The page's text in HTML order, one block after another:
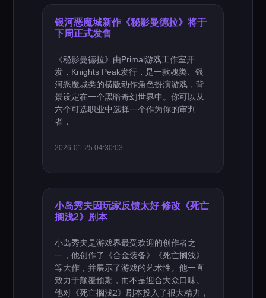
银河恶魔城新作《秘影曼德拉》将于
下周正式发售
《秘影曼德拉》由Primal游戏工作室开
发，Knights Peak发行，是一款魂类、银
河恶魔城类的横版动作角色扮演游戏，背
景设定在一个黑暗奇幻世界中。你可以从
六个可选职业中选择一个作为你的审判
者，
2026-01-25 04:30:03
小岛秀夫因玩家反馈太好 修改《死亡
搁浅2》剧本
小岛秀夫是游戏界最受欢迎的创作者之
一，他创作了《合金装备》《死亡搁浅》
等大作，并展示了游戏的艺术性。他一直
致力于颠覆预期，而不是迎合大众口味。
他对《死亡搁浅2》剧本投入了很大精力，